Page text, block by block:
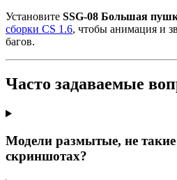
Установите SSG-08 Большая
сборки CS 1.6, чтобы анимация и
багов.
Часто задаваемые
Модели размытые, не такие
скриншотах?